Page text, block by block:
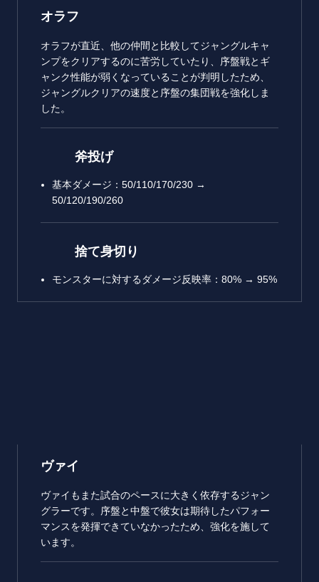
オラフ
オラフが直近、他の仲間と比較してジャングルキャ
ンプをクリアするのに苦労していたり、序盤戦とギ
ャンク性能が弱くなっていることが判明したため、
ジャングルクリアの速度と序盤の集団戦を強化しま
した。
斧投げ
基本ダメージ：50/110/170/230 →
50/120/190/260
捨て身切り
モンスターに対するダメージ反映率：80% → 95%
ヴァイ
ヴァイもまた試合のペースに大きく依存するジャン
グラーです。序盤と中盤で彼女は期待したパフォー
マンスを発揮できていなかったため、強化を施して
います。